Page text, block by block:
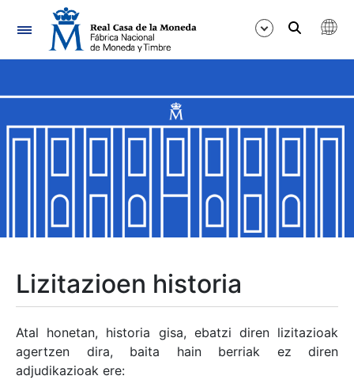
Nabigazioa
Erakutsi/Ezkutatu
Erakutsi/Ezkutatu
Erakutsi/Ezkutatu
Erakutsi/Ezkutatu
Lizitazioen historia
Atal honetan, historia gisa, ebatzi diren lizitazioak
agertzen dira, baita hain berriak ez diren
adjudikazioak ere: